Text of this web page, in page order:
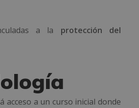
a la protección del
acceso a un curso inicial donde